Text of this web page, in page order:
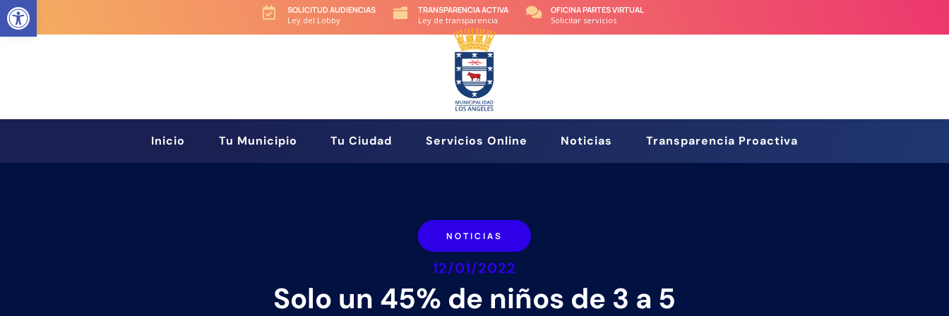

SOLICITUD AUDIENCIAS
Ley del Lobby

TRANSPARENCIA ACTIVA
Ley de transparencia

OFICINA PARTES VIRTUAL
Solicitar servicios
Inicio Tu Municipio Tu Ciudad Servicios Online Noticias Transparencia Proactiva
NOTICIAS
12/01/2022
Solo un 45% de niños de 3 a 5